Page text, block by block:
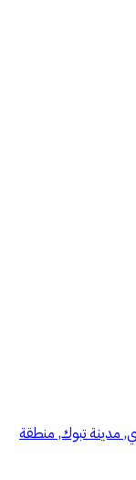
مدينة تبوك, منطقة